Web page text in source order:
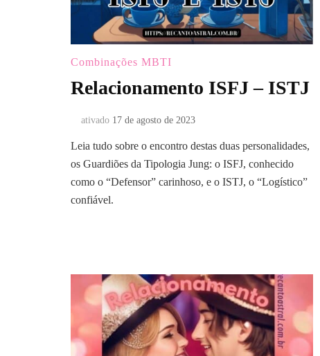
Combinações MBTI
Relacionamento ISFJ – ISTJ
ativado 17 de agosto de 2023
Leia tudo sobre o encontro destas duas personalidades,
os Guardiões da Tipologia Jung: o ISFJ, conhecido
como o “Defensor” carinhoso, e o ISTJ, o “Logístico”
confiável.